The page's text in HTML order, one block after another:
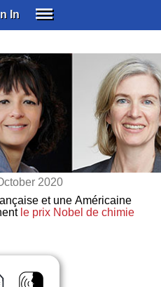
In
SUBSCRIBE
EDUCATIONAL
GIFT CARDS
OTHER
ABOUT US
ALEXA
ADJUST
2020
et une Américaine
le prix Nobel de chimie